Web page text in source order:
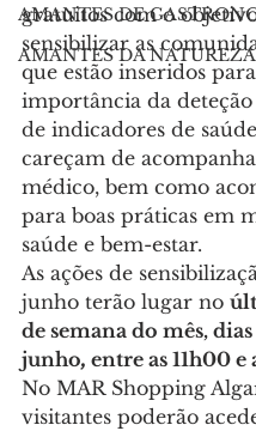
AMANTES DE
AMANTES DA NATUREZA
gratuitos com o
sensibilizar as
que estão inseridos
importância da
de indicadores de
careçam de
médico, bem como
para boas práticas em
saúde e bem-estar.
As ações de
junho terão lugar no
de semana do mês,
junho, entre as 11h00 e
No MAR Shopping
visitantes poderão